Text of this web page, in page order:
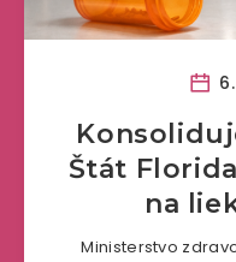
Štát
na
Ministerstvo